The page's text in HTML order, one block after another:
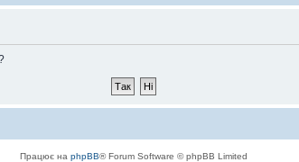
Працює на phpBB® Forum Software © phpBB Limited